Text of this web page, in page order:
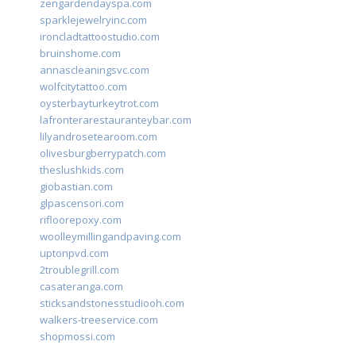
zengardendayspa.com
sparklejewelryinc.com
ironcladtattoostudio.com
bruinshome.com
annascleaningsvc.com
wolfcitytattoo.com
oysterbayturkeytrot.com
lafronterarestauranteybar.com
lilyandrosetearoom.com
olivesburgberrypatch.com
theslushkids.com
giobastian.com
glpascensori.com
rifloorepoxy.com
woolleymillingandpaving.com
uptonpvd.com
2troublegrill.com
casateranga.com
sticksandstonesstudiooh.com
walkers-treeservice.com
shopmossi.com